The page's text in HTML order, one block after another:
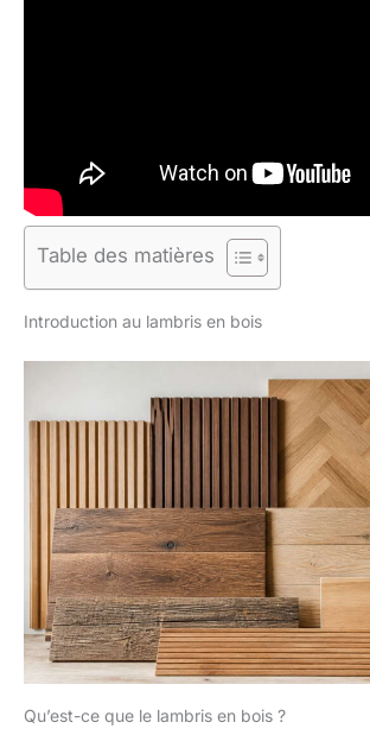
Table des matières
Introduction au lambris en bois
Qu’est-ce que le lambris en bois ?